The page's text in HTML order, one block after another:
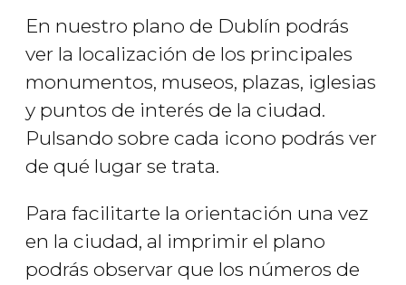
En nuestro plano de Dublín podrás
ver la localización de los principales
monumentos, museos, plazas, iglesias
y puntos de interés de la ciudad.
Pulsando sobre cada icono podrás ver
de qué lugar se trata.
Para facilitarte la orientación una vez
en la ciudad, al imprimir el plano
podrás observar que los números de